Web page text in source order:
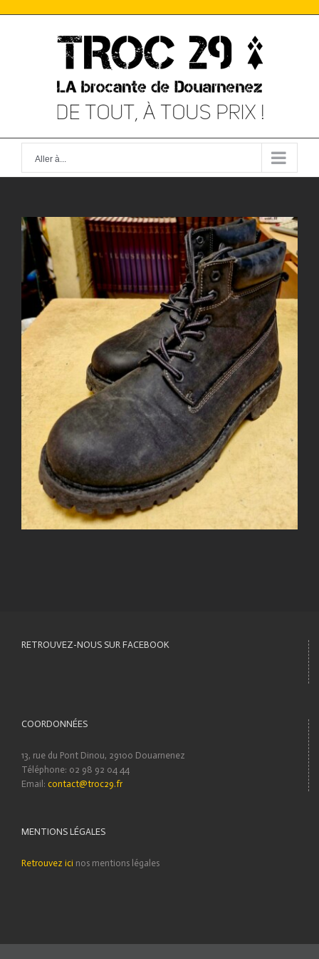
Aller à...
RETROUVEZ-NOUS SUR FACEBOOK
COORDONNÉES
13, rue du Pont Dinou, 29100 Douarnenez
Téléphone: 02 98 92 04 44
Email: contact@troc29.fr
MENTIONS LÉGALES
Retrouvez ici nos mentions légales